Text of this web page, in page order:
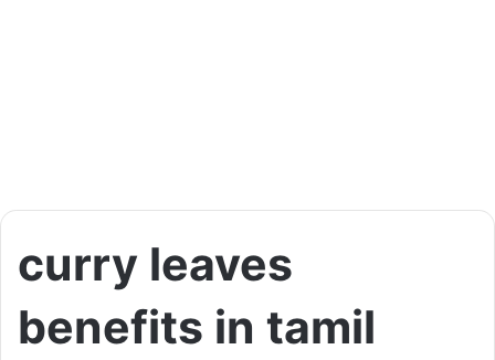
curry leaves
benefits in tamil